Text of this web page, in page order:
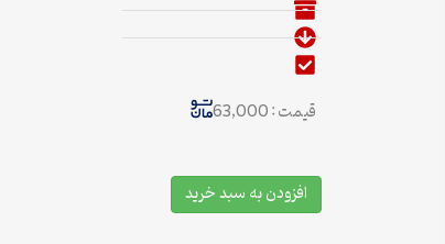
قیمت : 63,000
افزودن به سبد خرید